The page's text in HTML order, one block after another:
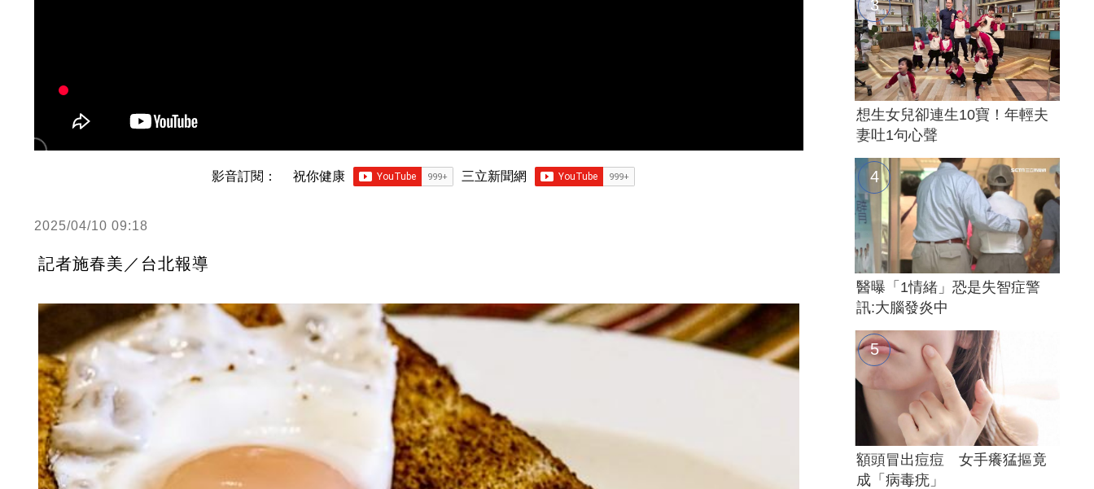
影音訂閱： 祝你健康 三立新聞網
2025/04/10 09:18
記者施春美／台北報導
想生女兒卻連生10寶！年輕夫
妻吐1句心聲
醫曝「1情緒」恐是失智症警
訊:大腦發炎中
額頭冒出痘痘 女手癢猛摳竟
成「病毒疣」